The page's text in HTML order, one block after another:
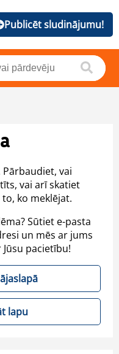
Publicēt sludinājumu!
vai
vai arī skatiet
ko meklējat.
Sūtiet e-pasta
un mēs ar jums
pacietību!
lapu